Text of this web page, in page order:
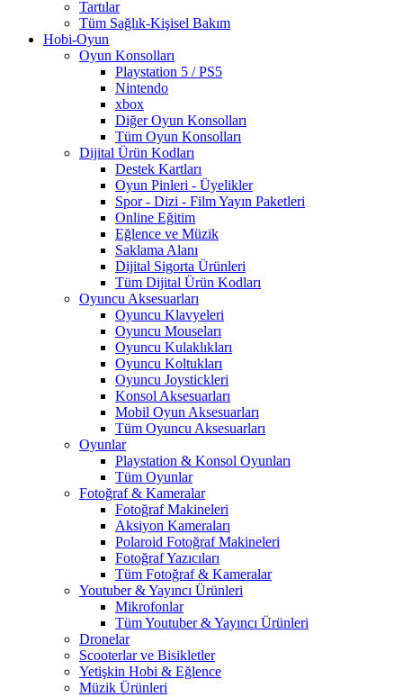
Tartılar
Tüm Sağlık-Kişisel Bakım
Hobi-Oyun
Oyun Konsolları
Playstation 5 / PS5
Nintendo
xbox
Diğer Oyun Konsolları
Tüm Oyun Konsolları
Dijital Ürün Kodları
Destek Kartları
Oyun Pinleri - Üyelikler
Spor - Dizi - Film Yayın Paketleri
Online Eğitim
Eğlence ve Müzik
Saklama Alanı
Dijital Sigorta Ürünleri
Tüm Dijital Ürün Kodları
Oyuncu Aksesuarları
Oyuncu Klavyeleri
Oyuncu Mouseları
Oyuncu Kulaklıkları
Oyuncu Koltukları
Oyuncu Joystickleri
Konsol Aksesuarları
Mobil Oyun Aksesuarları
Tüm Oyuncu Aksesuarları
Oyunlar
Playstation & Konsol Oyunları
Tüm Oyunlar
Fotoğraf & Kameralar
Fotoğraf Makineleri
Aksiyon Kameraları
Polaroid Fotoğraf Makineleri
Fotoğraf Yazıcıları
Tüm Fotoğraf & Kameralar
Youtuber & Yayıncı Ürünleri
Mikrofonlar
Tüm Youtuber & Yayıncı Ürünleri
Dronelar
Scooterlar ve Bisikletler
Yetişkin Hobi & Eğlence
Müzik Ürünleri